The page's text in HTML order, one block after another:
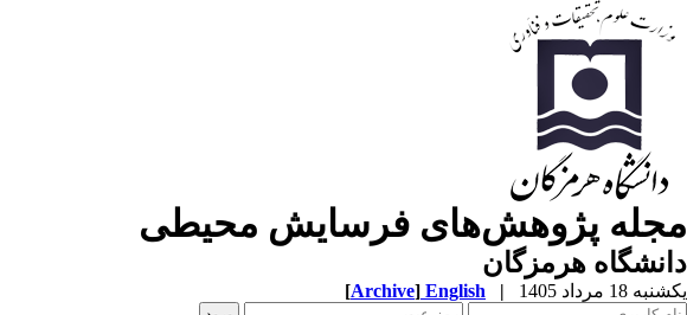
مجله پژوهش‌های فرسایش محیطی
دانشگاه هرمزگان
یکشنبه 18 مرداد 1405 |
English
[Archive]